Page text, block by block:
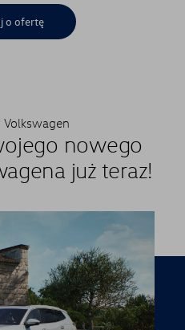
o ofertę
nowego
już teraz!